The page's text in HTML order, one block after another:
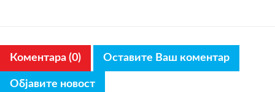
Коментара (0) Оставите Ваш коментар
Објавите новост